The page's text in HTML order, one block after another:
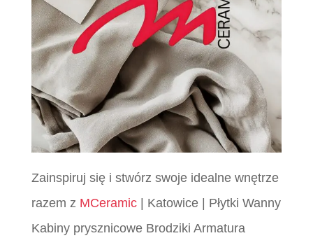
Zainspiruj się i stwórz swoje idealne wnętrze
razem z MCeramic| Katowice | Płytki Wanny
Kabiny prysznicowe Brodziki Armatura